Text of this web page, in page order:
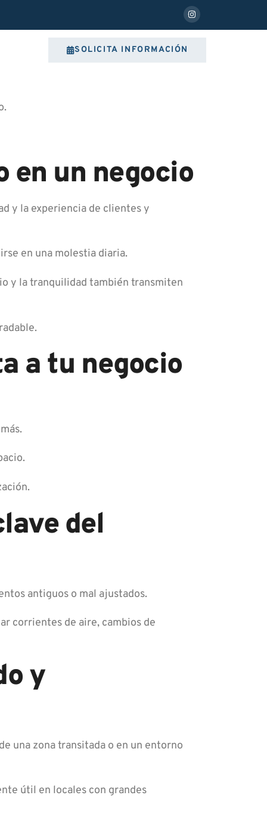
SOLICITA INFORMACIÓN
en un negocio
y la experiencia de clientes y
en una molestia diaria.
y la tranquilidad también transmiten
a tu negocio
del
antiguos o mal ajustados.
corrientes de aire, cambios de
y
una zona transitada o en un entorno
útil en locales con grandes